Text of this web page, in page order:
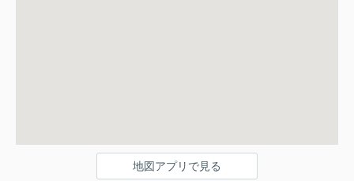
地図アプリで見る